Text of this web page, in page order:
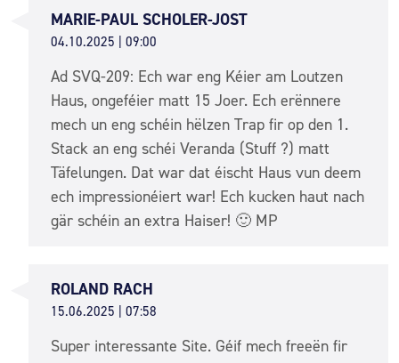
MARIE-PAUL SCHOLER-JOST
04.10.2025 | 09:00
Ad SVQ-209: Ech war eng Kéier am Loutzen
Haus, ongeféier matt 15 Joer. Ech erënnere
mech un eng schéin hëlzen Trap fir op den 1.
Stack an eng schéi Veranda (Stuff ?) matt
Täfelungen. Dat war dat éischt Haus vun deem
ech impressionéiert war! Ech kucken haut nach
gär schéin an extra Haiser! 🙂 MP
ROLAND RACH
15.06.2025 | 07:58
Super interessante Site. Géif mech freeën fir